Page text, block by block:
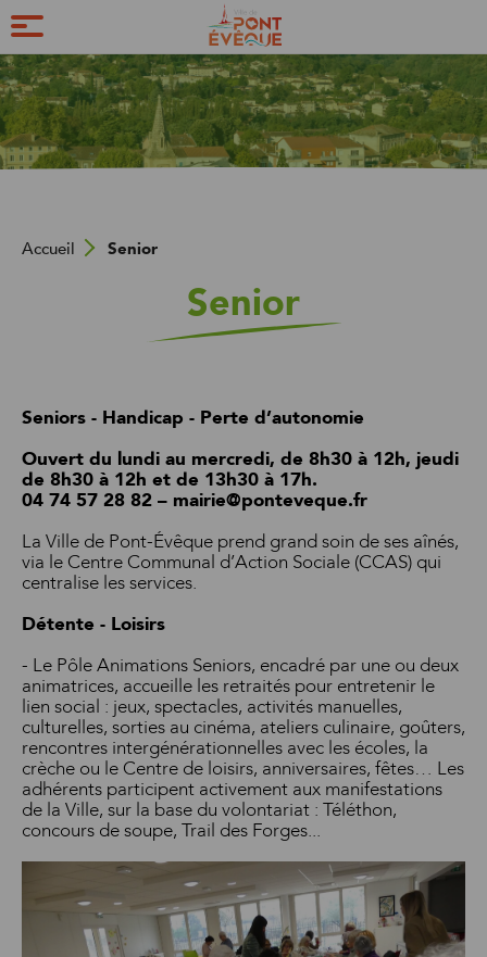
Accueil Senior
Senior
Seniors - Handicap - Perte d’autonomie
Ouvert du lundi au mercredi, de 8h30 à 12h, jeudi
de 8h30 à 12h et de 13h30 à 17h.
04 74 57 28 82 – mairie@ponteveque.fr
La Ville de Pont-Évêque prend grand soin de ses aînés,
via le Centre Communal d’Action Sociale (CCAS) qui
centralise les services.
Détente - Loisirs
- Le Pôle Animations Seniors, encadré par une ou deux
animatrices, accueille les retraités pour entretenir le
lien social : jeux, spectacles, activités manuelles,
culturelles, sorties au cinéma, ateliers culinaire, goûters,
rencontres intergénérationnelles avec les écoles, la
crèche ou le Centre de loisirs, anniversaires, fêtes… Les
adhérents participent activement aux manifestations
de la Ville, sur la base du volontariat : Téléthon,
concours de soupe, Trail des Forges...